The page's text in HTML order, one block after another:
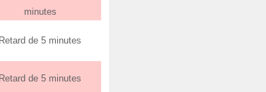
minutes
Retard de 5 minutes
Retard de 5 minutes